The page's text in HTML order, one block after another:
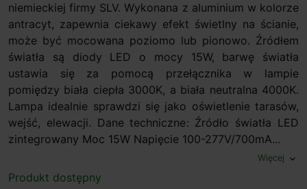
niemieckiej firmy SLV. Wykonana z aluminium w kolorze
antracyt, zapewnia ciekawy efekt świetlny na ścianie,
może być mocowana poziomo lub pionowo. Źródłem
światła są diody LED o mocy 15W, barwę światła
ustawia się za pomocą przełącznika w lampie
pomiędzy biała ciepła 3000K, a biała neutralna 4000K.
Lampa idealnie sprawdzi się jako oświetlenie tarasów,
wejść, elewacji. Dane techniczne: Źródło światła LED
zintegrowany Moc 15W Napięcie 100-277V/700mA...
Więcej expand_more
Produkt dostępny